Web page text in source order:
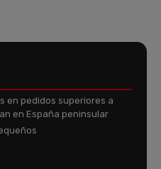
en pedidos superiores a
en España peninsular